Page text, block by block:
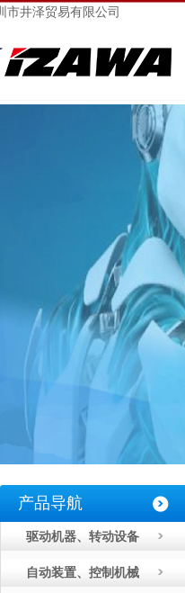
市井泽贸易有限公司
产品导航
驱动机器、转动设备
自动装置、控制机械